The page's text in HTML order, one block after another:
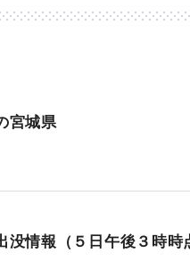
宮城県
没情報（５日午後３時時